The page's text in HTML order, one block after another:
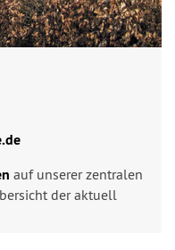
auf unserer zentralen
der aktuell